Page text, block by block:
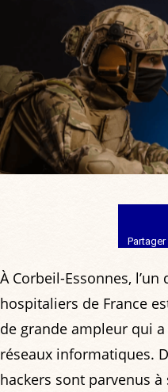
À Corbeil-Essonnes,
hospitaliers de France
de grande ampleur qui
réseaux informatiques.
hackers sont parvenus